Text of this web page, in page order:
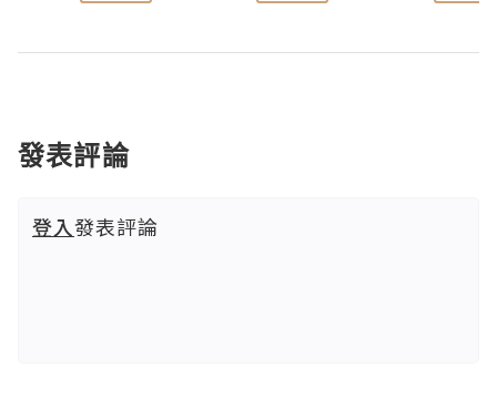
發表評論
登入發表評論